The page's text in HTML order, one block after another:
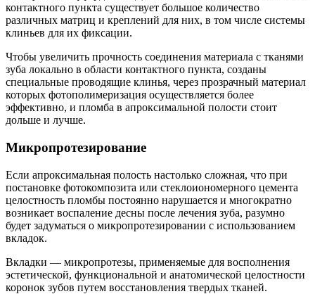
контактного пункта существует большое количество
различных матриц и креплений для них, в том числе системы
клиньев для их фиксации.
Чтобы увеличить прочность соединения материала с тканями
зуба локально в области контактного пункта, созданы
специальные проводящие клинья, через прозрачный материал
которых фотополимеризация осуществляется более
эффективно, и пломба в апроксимальной полости стоит
дольше и лучше.
Микропротезирование
Если апроксимальная полость настолько сложная, что при
постановке фотокомпозита или стеклоиономерного цемента
целостность пломбы постоянно нарушается и многократно
возникает воспаление десны после лечения зуба, разумно
будет задуматься о микропротезировании с использованием
вкладок.
Вкладки — микропротезы, применяемые для восполнения
эстетической, функциональной и анатомической целостности
коронок зубов путем восстановления твердых тканей.